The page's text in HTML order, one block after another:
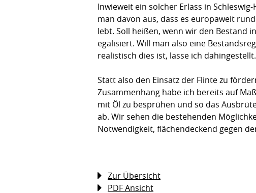
Inwieweit ein solcher Erlass in
man davon aus, dass es europaweit
lebt. Soll heißen, wenn wir den Bestand
egalisiert. Will man also eine
realistisch dies ist, lasse ich dahingestellt.
Statt also den Einsatz der Flinte zu
Zusammenhang habe ich bereits auf
mit Öl zu besprühen und so das
ab. Wir sehen die bestehenden
Notwendigkeit, flächendeckend gegen
Zur Übersicht
PDF Ansicht